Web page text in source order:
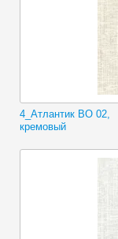
4_Атлантик ВО 02,
кремовый